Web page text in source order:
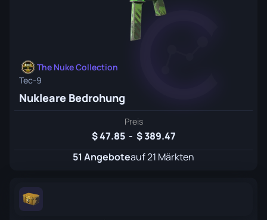
The Nuke Collection
Tec-9
Nukleare Bedrohung
Preis
47.85 -
389.47
51 Angeboteauf 21 Märkten